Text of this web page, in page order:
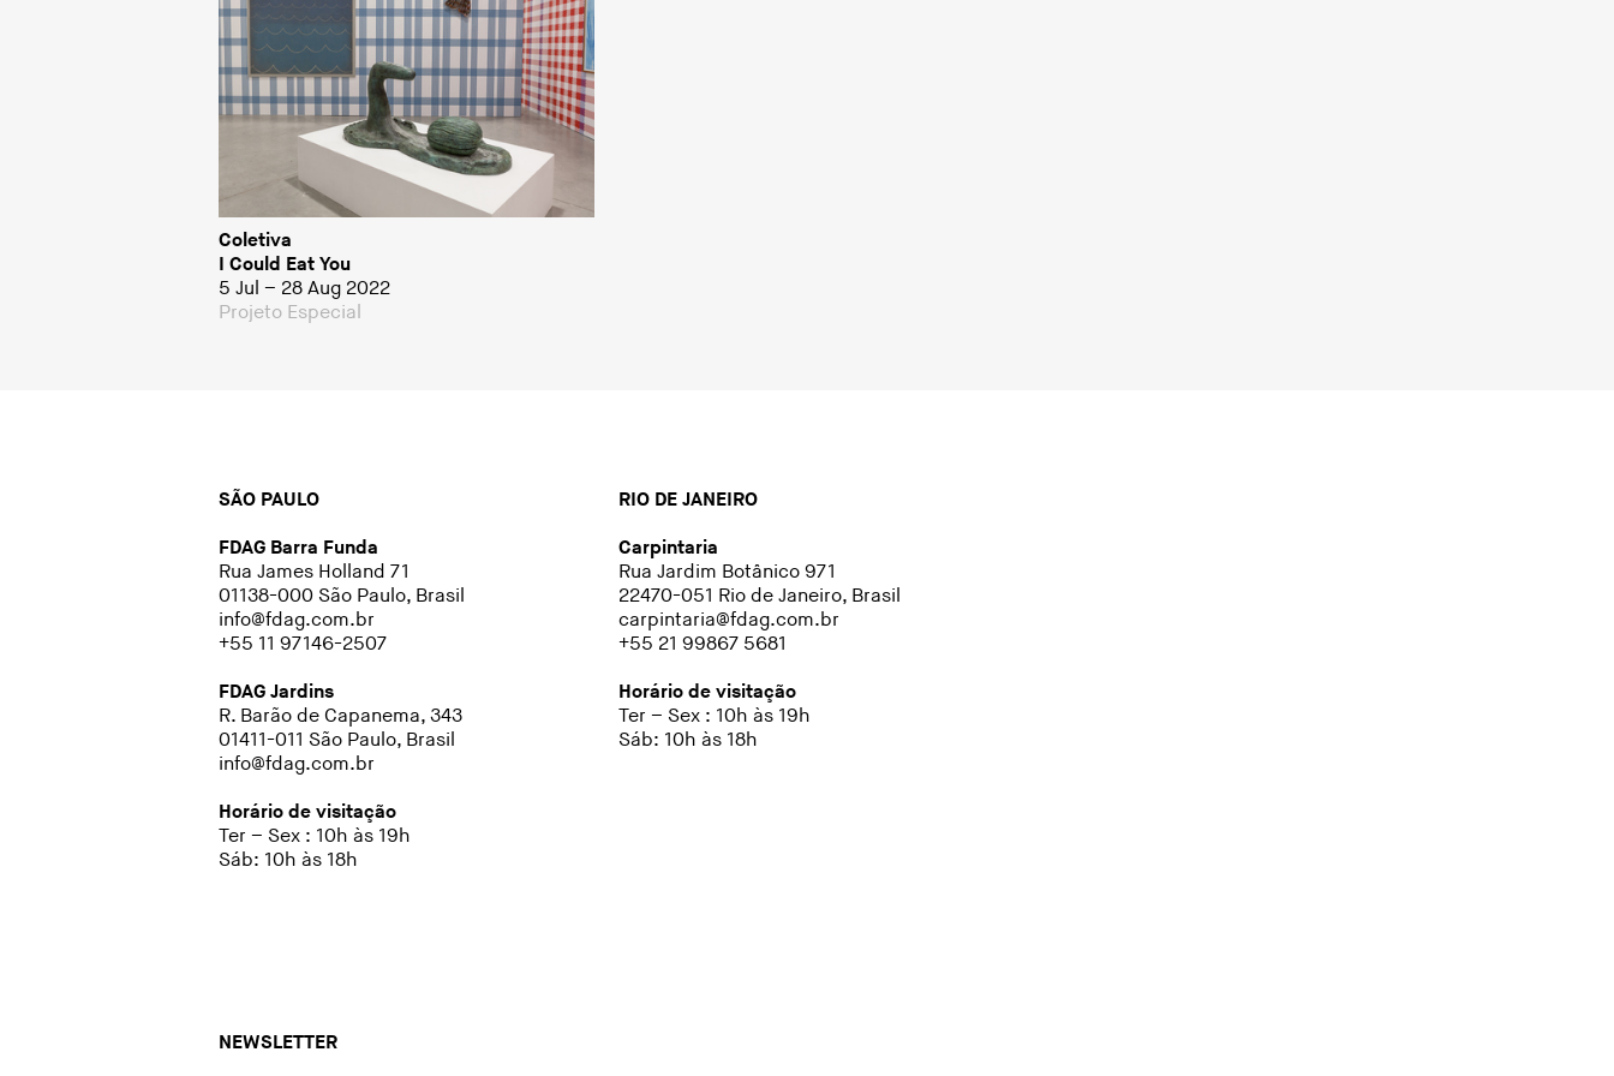
Coletiva
I Could Eat You
5 Jul – 28 Aug 2022
Projeto Especial
SÃO PAULO
FDAG Barra Funda
Rua James Holland 71
01138-000 São Paulo, Brasil
info@fdag.com.br
+55 11 97146-2507
FDAG Jardins
R. Barão de Capanema, 343
01411-011 São Paulo, Brasil
info@fdag.com.br
Horário de visitação
Ter – Sex : 10h às 19h
Sáb: 10h às 18h
RIO DE JANEIRO
Carpintaria
Rua Jardim Botânico 971
22470-051 Rio de Janeiro, Brasil
carpintaria@fdag.com.br
+55 21 99867 5681
Horário de visitação
Ter – Sex : 10h às 19h
Sáb: 10h às 18h
NEWSLETTER